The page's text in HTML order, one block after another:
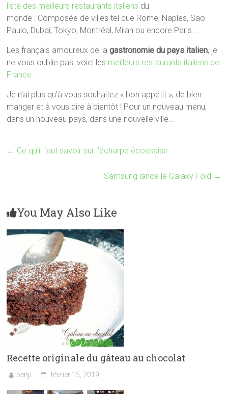
liste des meilleurs restaurants italiens du
monde : Composée de villes tel que Rome, Naples, São
Paulo, Dubaï, Tokyo, Montréal, Milan ou encore Paris …
Les français amoureux de lagastronomie du pays italien, je
ne vous oublie pas, voici les meilleurs restaurants italiens de
France.
Je n’ai plus qu’à vous souhaitez « bon appétit », de bien
manger et à vous dire à bientôt ! Pour un nouveau menu,
dans un nouveau pays, dans une nouvelle ville…
← Ce qu’il faut savoir sur l’écharpe écossaise
Samsung lance le Galaxy Fold →
You May Also Like
Recette originale du gâteau au chocolat
benji février 15, 2019